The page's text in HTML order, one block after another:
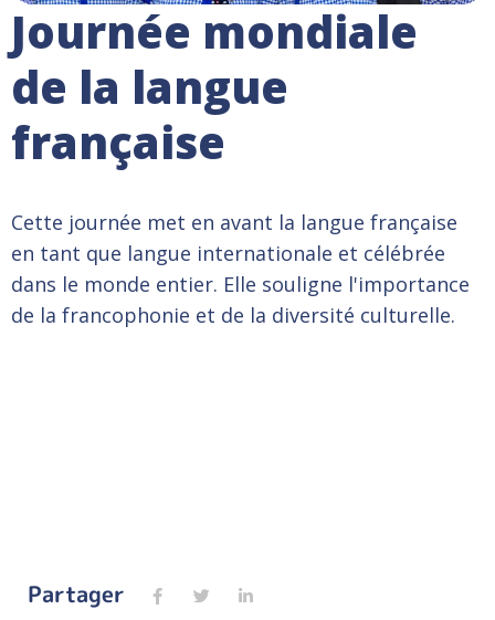
Journée mondiale
de la langue
française
Cette journée met en avant la langue française
en tant que langue internationale et célébrée
dans le monde entier. Elle souligne l'importance
de la francophonie et de la diversité culturelle.
Partager